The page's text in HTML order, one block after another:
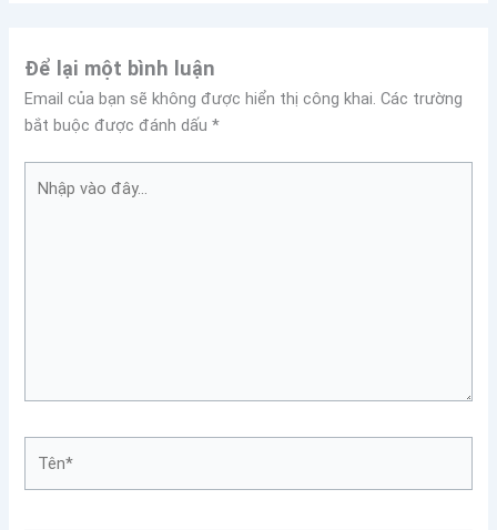
Để lại một bình luận
Email của bạn sẽ không được hiển thị công khai. Các trường
bắt buộc được đánh dấu*